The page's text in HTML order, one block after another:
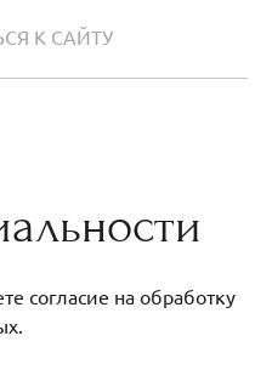
К САЙТУ
согласие на обработку